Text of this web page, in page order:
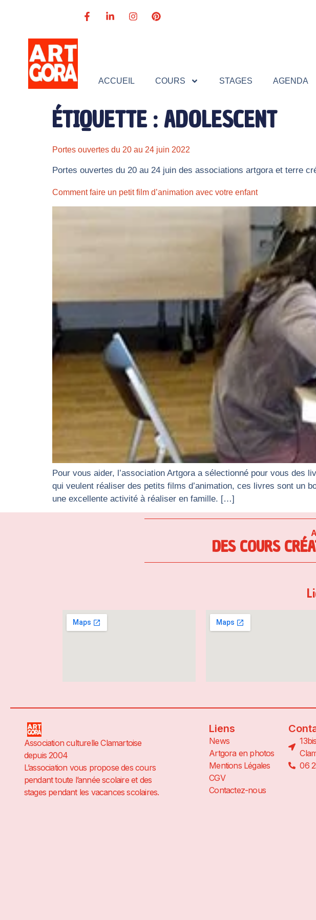
ACCUEIL COURS STAGES AGENDA
ÉTIQUETTE : ADOLESCENT
Portes ouvertes du 20 au 24 juin 2022
Portes ouvertes du 20 au 24 juin des associations artgora et terre
Comment faire un petit film d’animation avec votre enfant
Pour vous aider, l’association Artgora a sélectionné pour vous
qui veulent réaliser des petits films d’animation, ces livres sont un
une excellente activité à réaliser en famille. […]
DES COURS
Association culturelle Clamartoise
depuis 2004
L’association vous propose des cours
pendant toute l’année scolaire et des
stages pendant les vacances scolaires.
Liens
News
Artgora en photos
Mentions Légales
CGV
Contactez-nous
06